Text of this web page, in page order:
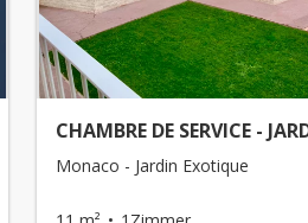
CHAMBRE DE SERVICE -
Monaco - Jardin Exotique